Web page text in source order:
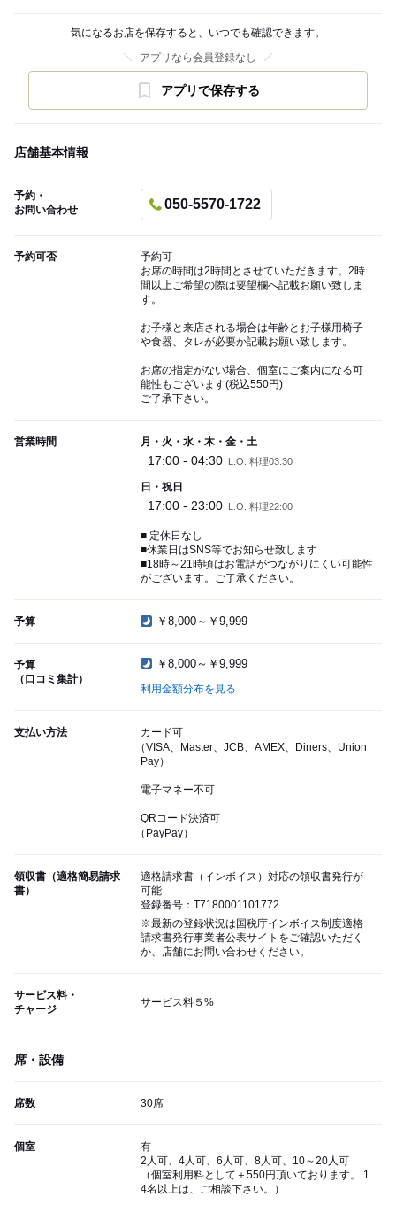
気になるお店を保存すると、いつでも確認できます。
アプリなら会員登録なし
アプリで保存する
店舗基本情報
予約・
お問い合わせ
050-5570-1722
予約可否
予約可
お席の時間は2時間とさせていただきます。2時
間以上ご希望の際は要望欄へ記載お願い致しま
す。
お子様と来店される場合は年齢とお子様用椅子
や食器、タレが必要か記載お願い致します。
お席の指定がない場合、個室にご案内になる可
能性もございます(税込550円)
ご了承下さい。
営業時間 月・火・水・木・金・土
17:00 - 04:30 L.O. 料理03:30
日・祝日
17:00 - 23:00 L.O. 料理22:00
■ 定休日なし
■休業日はSNS等でお知らせ致します
■18時～21時頃はお電話がつながりにくい可能性
がございます。ご了承ください。
予算 ￥8,000～￥9,999
予算
（口コミ集計）
￥8,000～￥9,999
利用金額分布を見る
支払い方法
カード可
（VISA、Master、JCB、AMEX、Diners、Union
Pay）
電子マネー不可
QRコード決済可
（PayPay）
領収書（適格簡易請求
書）
適格請求書（インボイス）対応の領収書発行が
可能
登録番号：T7180001101772
※最新の登録状況は国税庁インボイス制度適格
請求書発行事業者公表サイトをご確認いただく
か、店舗にお問い合わせください。
サービス料・
チャージ
サービス料５%
席・設備
席数 30席
個室
有
2人可、4人可、6人可、8人可、10～20人可
（個室利用料として＋550円頂いております。 1
4名以上は、ご相談下さい。）